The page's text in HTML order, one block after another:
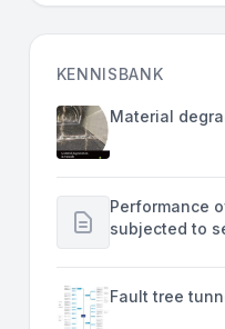
KENNISBANK
Material
Performance
subjected to
Fault tree